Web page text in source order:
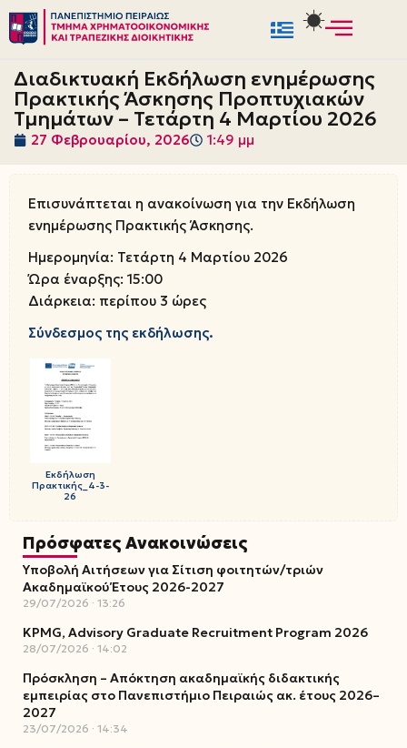
Μεταπηδήστε
στο
περιεχόμενο
Διαδικτυακή Εκδήλωση ενημέρωσης
Πρακτικής Άσκησης Προπτυχιακών
Τμημάτων – Τετάρτη 4 Μαρτίου 2026
27 Φεβρουαρίου, 2026 1:49 μμ
Επισυνάπτεται η ανακοίνωση για την Εκδήλωση
ενημέρωσης Πρακτικής Άσκησης.
Ημερομηνία: Τετάρτη 4 Μαρτίου 2026
Ώρα έναρξης: 15:00
Διάρκεια: περίπου 3 ώρες
Σύνδεσμος της εκδήλωσης.
Εκδήλωση
Πρακτικής_4-3-
26
Πρόσφατες Ανακοινώσεις
Υποβολή Αιτήσεων για Σίτιση φοιτητών/τριών
Ακαδημαϊκού Έτους 2026-2027
29/07/2026 13:26
KPMG, Advisory Graduate Recruitment Program 2026
28/07/2026 14:02
Πρόσκληση – Απόκτηση ακαδημαϊκής διδακτικής
εμπειρίας στο Πανεπιστήμιο Πειραιώς ακ. έτους 2026–
2027
23/07/2026 14:34